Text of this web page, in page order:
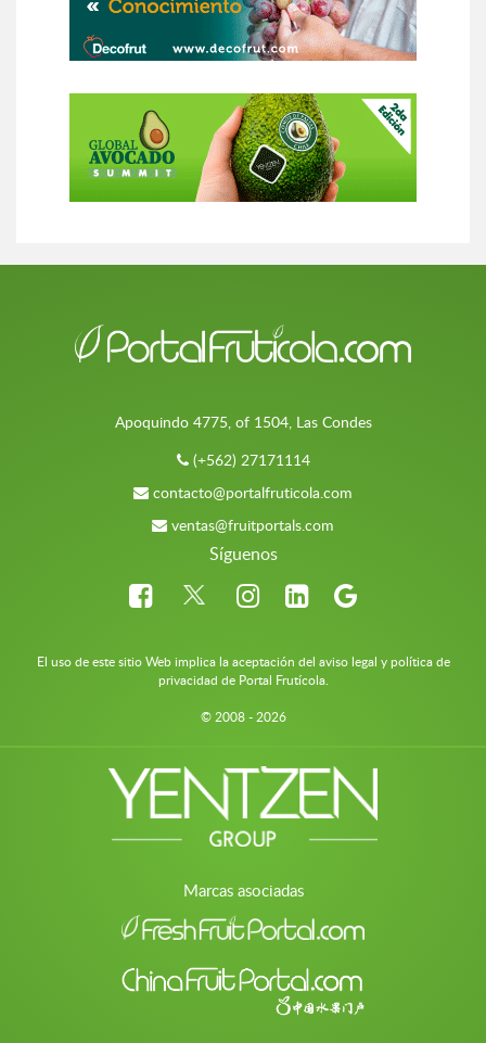
Apoquindo 4775, of 1504, Las Condes
(+562) 27171114
contacto@portalfruticola.com
ventas@fruitportals.com
Síguenos
El uso de este sitio Web implica la aceptación del aviso legal y política de
privacidad de Portal Frutícola.
© 2008 - 2026
Marcas asociadas